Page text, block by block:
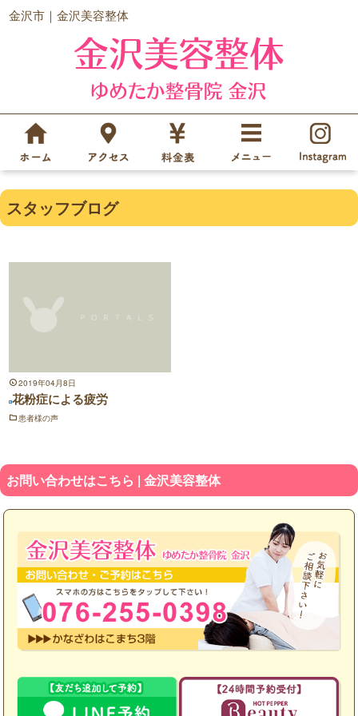
金沢市｜金沢美容整体
スタッフブログ
2019年04月8日
花粉症による疲労
患者様の声
お問い合わせはこちら | 金沢美容整体